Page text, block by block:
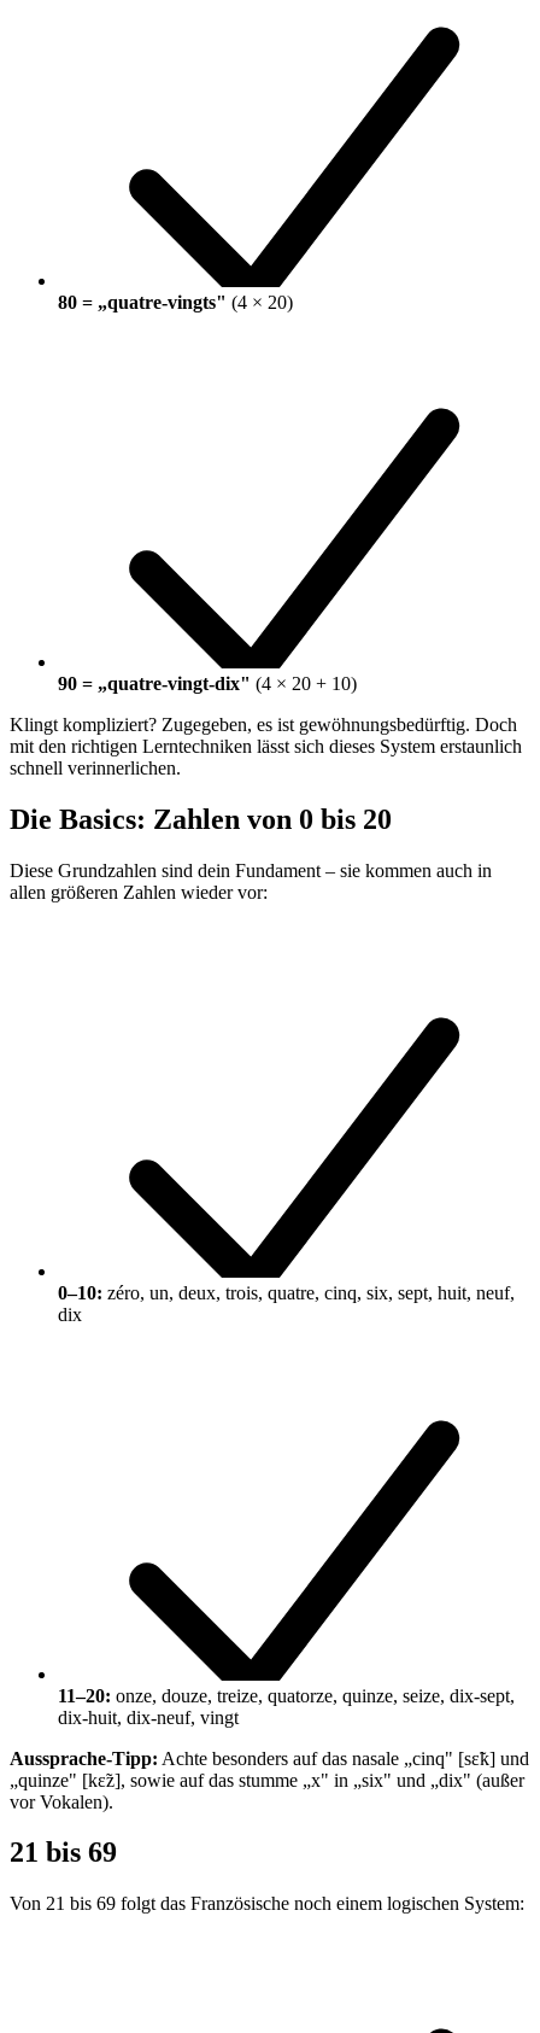
80 = „quatre-vingts" (4 × 20)
90 = „quatre-vingt-dix" (4 × 20 + 10)
Klingt kompliziert? Zugegeben, es ist gewöhnungsbedürftig. Doch
mit den richtigen Lerntechniken lässt sich dieses System erstaunlich
schnell verinnerlichen.
Die Basics: Zahlen von 0 bis 20
Diese Grundzahlen sind dein Fundament – sie kommen auch in
allen größeren Zahlen wieder vor:
0–10: zéro, un, deux, trois, quatre, cinq, six, sept, huit, neuf,
dix
11–20: onze, douze, treize, quatorze, quinze, seize, dix-sept,
dix-huit, dix-neuf, vingt
Aussprache-Tipp: Achte besonders auf das nasale „cinq" [sɛ̃k] und
„quinze" [kɛ̃z], sowie auf das stumme „x" in „six" und „dix" (außer
vor Vokalen).
21 bis 69
Von 21 bis 69 folgt das Französische noch einem logischen System: